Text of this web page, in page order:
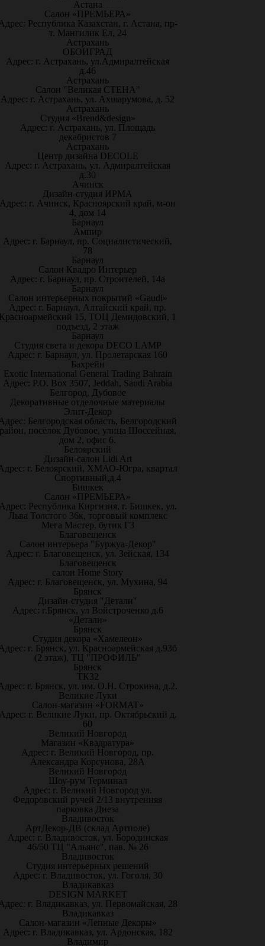
Астана
Салон «ПРЕМЬЕРА»
Республика Казахстан, г. Астана, пр-
т. Мангилик Ел, 24
Астрахань
ОБОИГРАД
Адрес: г. Астрахань, ул.Адмиралтейская
д.46
Астрахань
Салон "Великая СТЕНА"
Адрес: г. Астрахань, ул. Ахшарумова, д. 52
Астрахань
Студия «Brend&design»
Адрес: г. Астрахань, ул. Площадь
декабристов 7
Астрахань
Центр дизайна DECOLE
Адрес: г. Астрахань, ул. Адмиралтейская
д.30
Ачинск
Дизайн-студия ИРМА
Адрес: г. Ачинск, Красноярский край, м-он
4, дом 14
Барнаул
Ампир
Адрес: г. Барнаул, пр. Социалистический,
78
Барнаул
Салон Квадро Интерьер
Адрес: г. Барнаул, пр. Строителей, 14а
Барнаул
Салон интерьерных покрытий «Gaudi»
Адрес: г. Барнаул, Алтайский край, пр.
15, ТОЦ Демидовский, 1
подъезд, 2 этаж
Барнаул
Студия света и декора DECO LAMP
Адрес: г. Барнаул, ул. Пролетарская 160
Бахрейн
Exotic International General Trading Bahrain
Адрес: P.O. Box 3507, Jeddah, Saudi Arabia
Белгород, Дубовое
Декоративные отделочные материалы
Элит-Декор
Белгородская область, Белгородский
посёлок Дубовое, улица Шоссейная,
дом 2, офис 6.
Белоярский
Дизайн-салон Lidi Art
г. Белоярский, ХМАО-Югра, квартал
Спортивный,д.4
Бишкек
Салон «ПРЕМЬЕРА»
Республика Киргизия, г. Бишкек, ул.
Льва Толстого 36к, торговый комплекс
Мега Мастер, бутик Г3
Благовещенск
Салон интерьера "Буржуа-Декор"
Адрес: г. Благовещенск, ул. Зейская, 134
Благовещенск
салон Home Story
Адрес: г. Благовещенск, ул. Мухина, 94
Брянск
Дизайн-студия "Детали"
Адрес: г.Брянск, ул Войстроченко д.6
«Детали»
Брянск
Студия декора «Хамелеон»
г. Брянск, ул. Красноармейская д.93б
(2 этаж), ТЦ "ПРОФИЛЬ"
Брянск
ТК32
г. Брянск, ул. им. О.Н. Строкина, д.2.
Великие Луки
Салон-магазин «FORMAT»
г. Великие Луки, пр. Октябрьский д.
60
Великий Новгород
Магазин «Квадратура»
Адрес: г. Великий Новгород, пр.
Александра Корсунова, 28А
Великий Новгород
Шоу-рум Терминал
Адрес: г. Великий Новгород ул.
Федоровский ручей 2/13 внутренняя
парковка Диеза
Владивосток
АртДекор-ДВ (склад Артполе)
Адрес: г. Владивосток, ул. Бородинская
46/50 ТЦ "Альянс", пав. № 26
Владивосток
Студия интерьерных решений
Адрес: г. Владивосток, ул. Гоголя, 30
Владикавказ
DESIGN MARKET
г. Владикавказ, ул. Первомайская, 28
Владикавказ
Салон-магазин «Лепные Декоры»
Адрес: г. Владикавказ, ул. Ардонская, 182
Владимир